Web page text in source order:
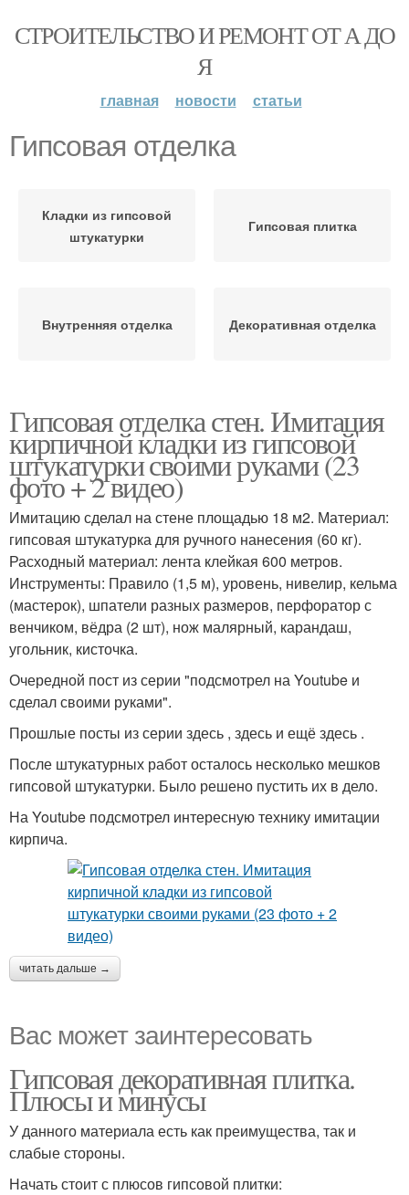
СТРОИТЕЛЬСТВО И РЕМОНТ ОТ А ДО
Я
главная новости статьи
Гипсовая отделка
Кладки из гипсовой
штукатурки
Гипсовая плитка
Внутренняя отделка Декоративная отделка
Гипсовая отделка стен. Имитация
кирпичной кладки из гипсовой
штукатурки своими руками (23
фото + 2 видео)
Имитацию сделал на стене площадью 18 м2. Материал:
гипсовая штукатурка для ручного нанесения (60 кг).
Расходный материал: лента клейкая 600 метров.
Инструменты: Правило (1,5 м), уровень, нивелир, кельма
(мастерок), шпатели разных размеров, перфоратор с
венчиком, вёдра (2 шт), нож малярный, карандаш,
угольник, кисточка.
Очередной пост из серии "подсмотрел на Youtube и
сделал своими руками".
Прошлые посты из серии здесь , здесь и ещё здесь .
После штукатурных работ осталось несколько мешков
гипсовой штукатурки. Было решено пустить их в дело.
На Youtube подсмотрел интересную технику имитации
кирпича.
читать дальше →
Вас может заинтересовать
Гипсовая декоративная плитка.
Плюсы и минусы
У данного материала есть как преимущества, так и
слабые стороны.
Начать стоит с плюсов гипсовой плитки: